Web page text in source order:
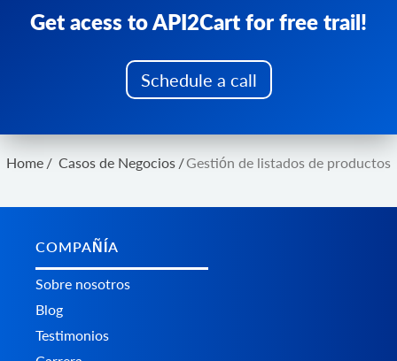
Get acess to API2Cart for free trail!
Schedule a call
Home / Casos de Negocios /Gestión de listados de productos
COMPAÑÍA
Sobre nosotros
Blog
Testimonios